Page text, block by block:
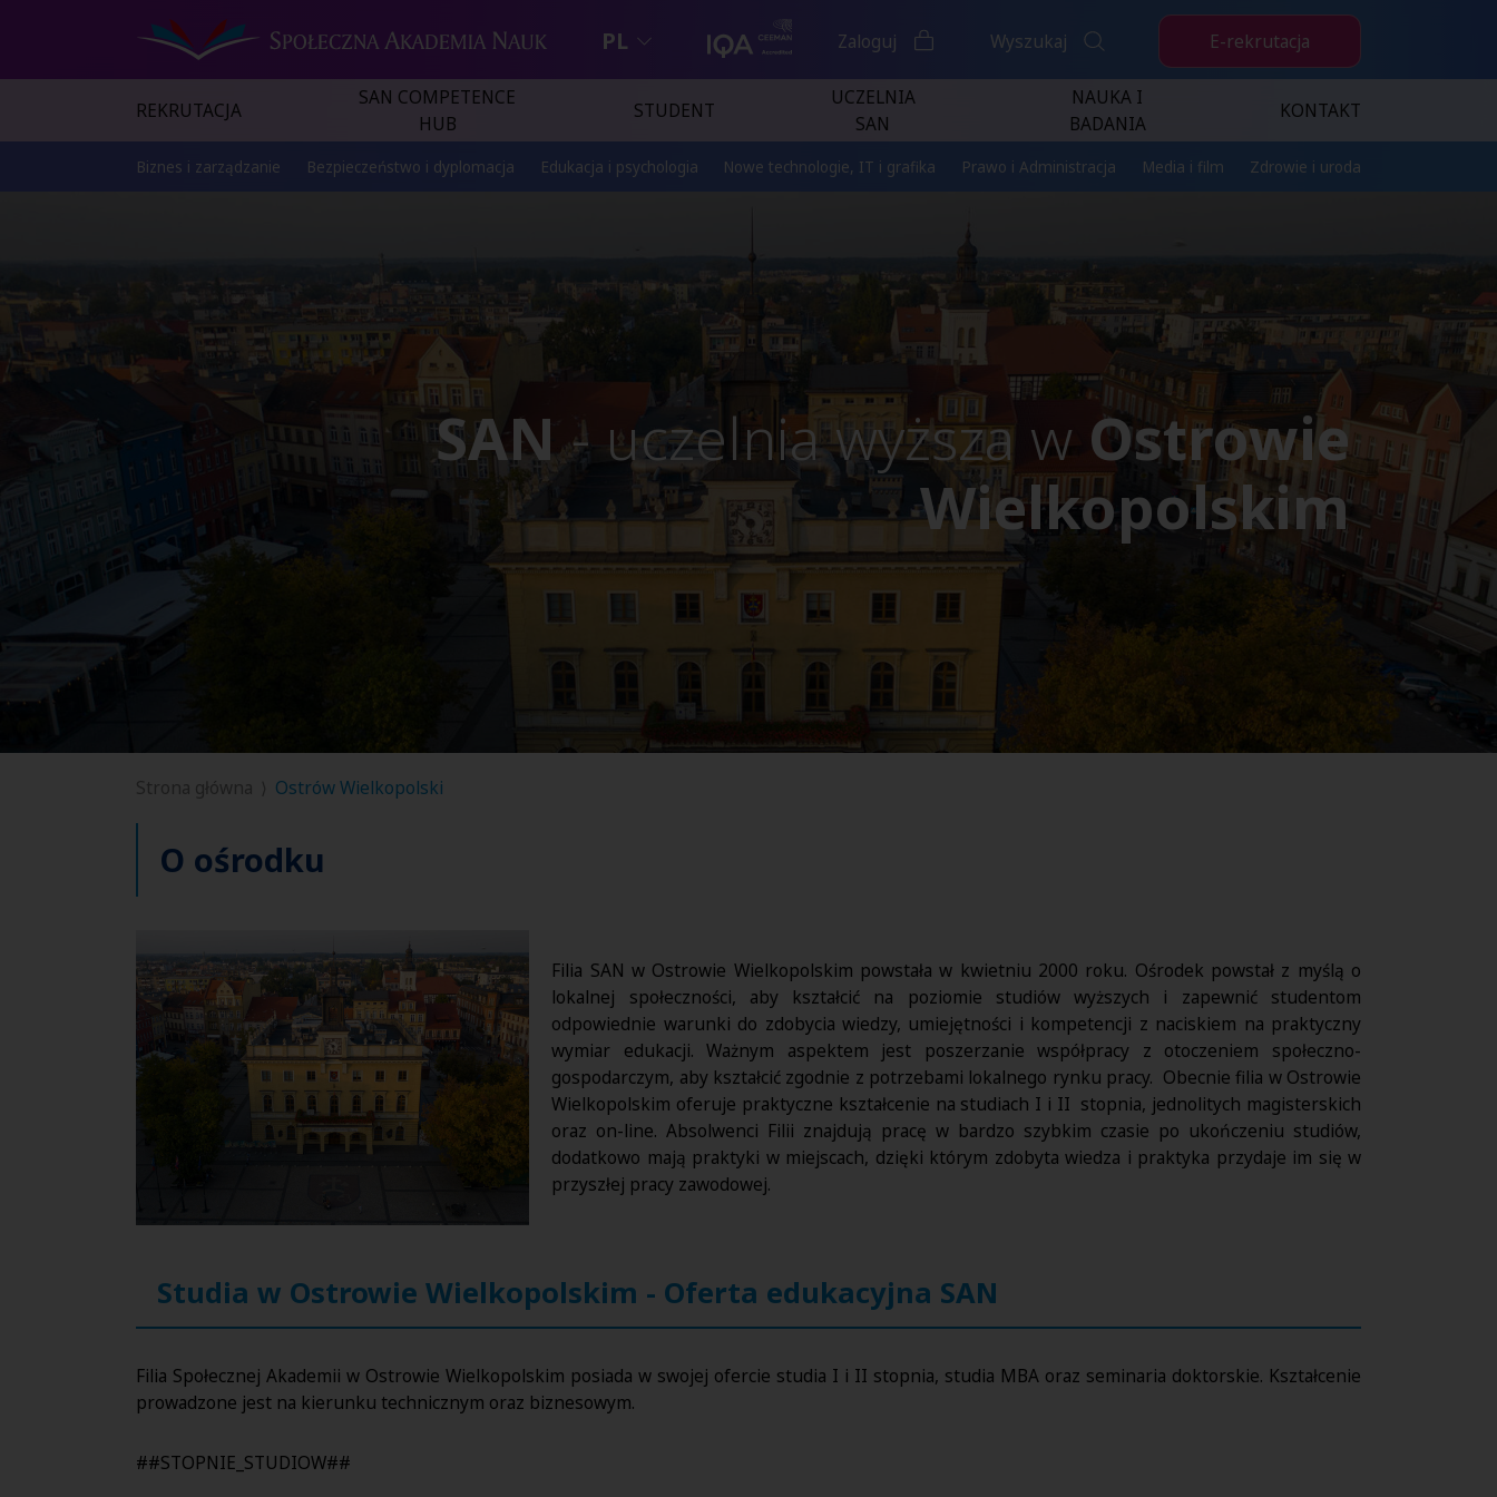
PL Zaloguj Wyszukaj E-rekrutacja
REKRUTACJA
SAN COMPETENCE
HUB
STUDENT
UCZELNIA
SAN
NAUKA I
BADANIA
KONTAKT
Biznes i zarządzanie Bezpieczeństwo i dyplomacja Edukacja i psychologia Nowe technologie, IT i grafika Prawo i Administracja Media i film Zdrowie i uroda
SAN - uczelnia wyższa w Ostrowie
Wielkopolskim
Strona główna Ostrów Wielkopolski
O ośrodku
Filia SAN w Ostrowie Wielkopolskim powstała w kwietniu 2000 roku. Ośrodek powstał z myślą o
lokalnej społeczności, aby kształcić na poziomie studiów wyższych i zapewnić studentom
odpowiednie warunki do zdobycia wiedzy, umiejętności i kompetencji z naciskiem na praktyczny
wymiar edukacji. Ważnym aspektem jest poszerzanie współpracy z otoczeniem społeczno-
gospodarczym, aby kształcić zgodnie z potrzebami lokalnego rynku pracy. Obecnie filia w Ostrowie
Wielkopolskim oferuje praktyczne kształcenie na studiach I i II stopnia, jednolitych magisterskich
oraz on-line. Absolwenci Filii znajdują pracę w bardzo szybkim czasie po ukończeniu studiów,
dodatkowo mają praktyki w miejscach, dzięki którym zdobyta wiedza i praktyka przydaje im się w
przyszłej pracy zawodowej.
Studia w Ostrowie Wielkopolskim - Oferta edukacyjna SAN
Filia Społecznej Akademii w Ostrowie Wielkopolskim posiada w swojej ofercie studia I i II stopnia, studia MBA oraz seminaria doktorskie. Kształcenie
prowadzone jest na kierunku technicznym oraz biznesowym.
##STOPNIE_STUDIOW##